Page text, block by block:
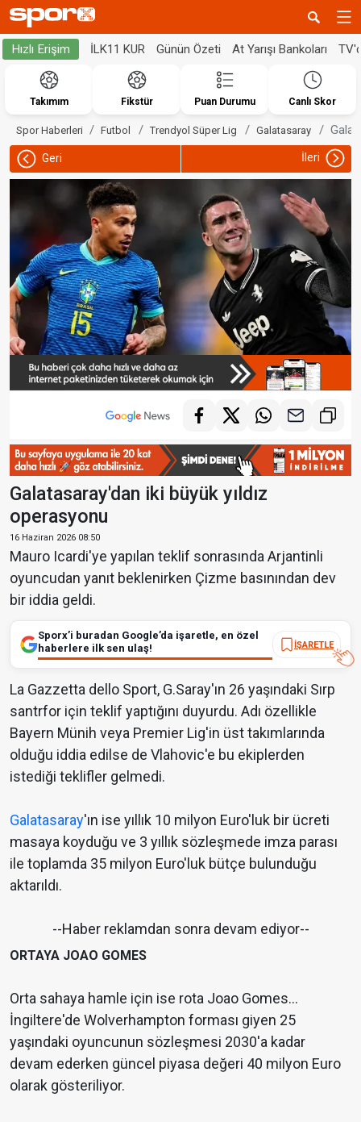
Hızlı Erişim İLK11 KUR Günün Özeti At Yarışı Bankoları
Takımım Fikstür Puan Durumu Canlı Skor
Spor Haberleri Futbol Trendyol Süper Lig Galatasaray
Geri İleri
Galatasaray'dan iki büyük yıldız
operasyonu
16 Haziran 2026 08:50
Mauro Icardi'ye yapılan teklif sonrasında Arjantinli
oyuncudan yanıt beklenirken Çizme basınından dev
bir iddia geldi.
Sporx’i buradan Google’da işaretle, en özel
haberlere ilk sen ulaş!
İŞARETLE
La Gazzetta dello Sport, G.Saray'ın 26 yaşındaki Sırp
santrfor için teklif yaptığını duyurdu. Adı özellikle
Bayern Münih veya Premier Lig'in üst takımlarında
olduğu iddia edilse de Vlahovic'e bu ekiplerden
istediği teklifler gelmedi.
Galatasaray'ın ise yıllık 10 milyon Euro'luk bir ücreti
masaya koyduğu ve 3 yıllık sözleşmede imza parası
ile toplamda 35 milyon Euro'luk bütçe bulunduğu
aktarıldı.
--Haber reklamdan sonra devam ediyor--
ORTAYA JOAO GOMES
Orta sahaya hamle için ise rota Joao Gomes...
İngiltere'de Wolverhampton forması giyen 25
yaşındaki oyuncunun sözleşmesi 2030'a kadar
devam ederken güncel piyasa değeri 40 milyon Euro
olarak gösteriliyor.